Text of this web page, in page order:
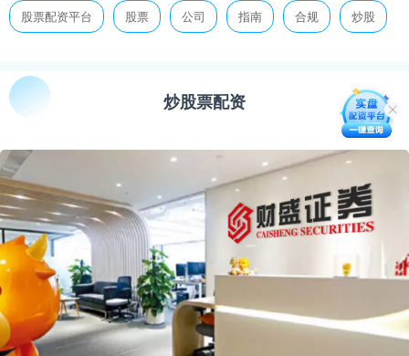
股票配资平台 股票 公司 指南 合规 炒股
炒股票配资